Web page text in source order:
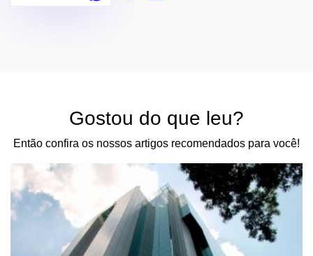
Gostou do que leu?
Então confira os nossos artigos recomendados para você!